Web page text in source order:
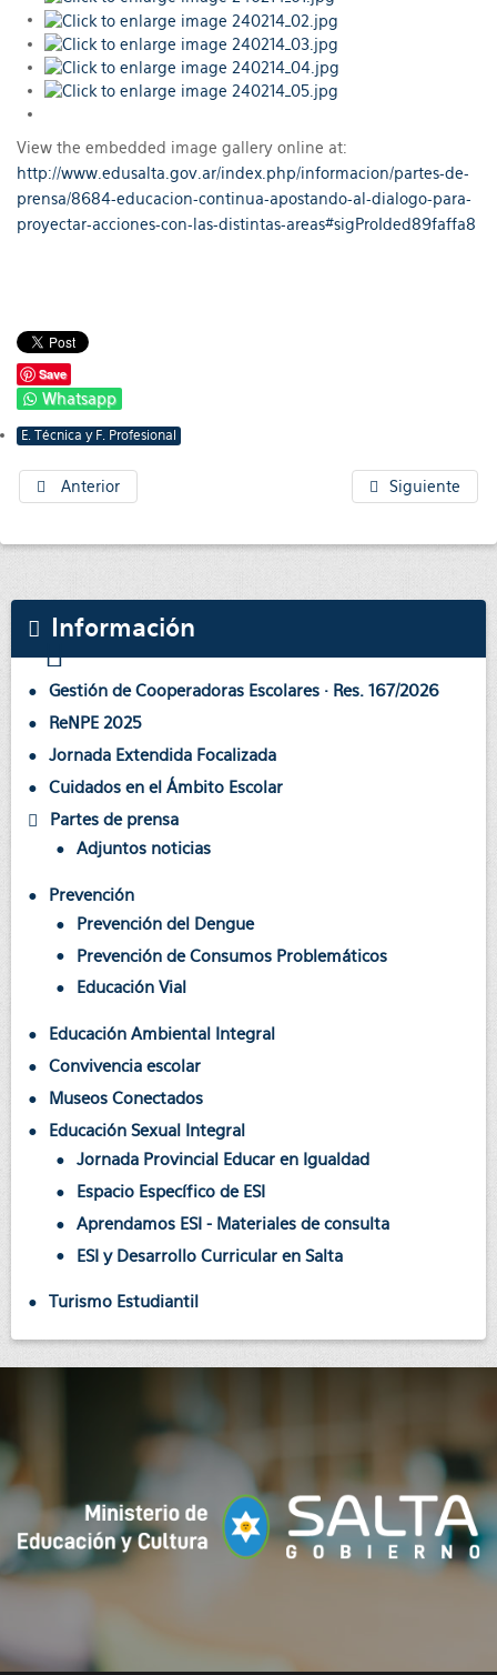
View the embedded image gallery online at:
http://www.edusalta.gov.ar/index.php/informacion/partes-de-
prensa/8684-educacion-continua-apostando-al-dialogo-para-
proyectar-acciones-con-las-distintas-areas#sigProIded89faffa8
Save
Whatsapp
E. Técnica y F. Profesional
Anterior Siguiente
Información
Gestión de Cooperadoras Escolares · Res. 167/2026
ReNPE 2025
Jornada Extendida Focalizada
Cuidados en el Ámbito Escolar
Partes de prensa
Adjuntos noticias
Prevención
Prevención del Dengue
Prevención de Consumos Problemáticos
Educación Vial
Educación Ambiental Integral
Convivencia escolar
Museos Conectados
Educación Sexual Integral
Jornada Provincial Educar en Igualdad
Espacio Específico de ESI
Aprendamos ESI - Materiales de consulta
ESI y Desarrollo Curricular en Salta
Turismo Estudiantil